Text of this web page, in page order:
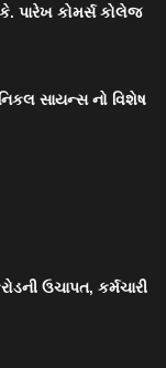
પારેખ કોમર્સ કોલેજ
સાયન્સ નો વિશેષ
ઉચાપત, કર્મચારી